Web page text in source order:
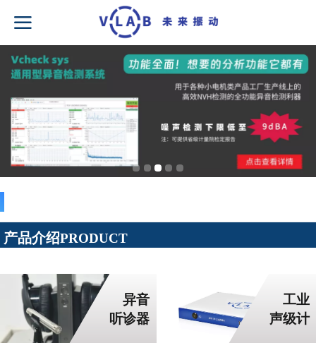
产品介绍PRODUCT
异音
听诊器
工业
声级计